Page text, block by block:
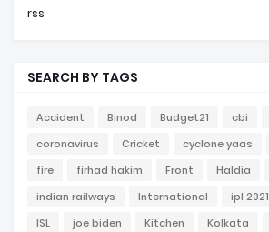
rss
SEARCH BY TAGS
Accident Binod Budget21 cbi
coronavirus
Cricket cyclone yaas
fire
firhad hakim Front Haldia
indian railways
International ipl 2021
ISL
joe biden Kitchen Kolkata